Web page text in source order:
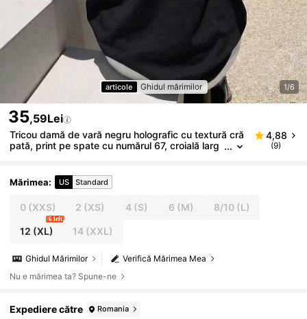
articole Ghidul mărimilor 1/6
35,59Lei
Tricou damă de vară negru holografic cu textură cră
pată, print pe spate cu numărul 67, croială larg
style, întoarcere la școală, festival, ieșiri de weeken
d, casual zilnic și festival de muzică
4,88
(9)
Mărimea: US Standard
0(XXS) 2 (XS) 4 (S) 6 (M) 8/10 (L)
12 (XL)
6 left
14 (XXL)
Verifică Mărimea Mea
Ghidul Mărimilor
Nu e mărimea ta? Spune-ne
Expediere către Romania